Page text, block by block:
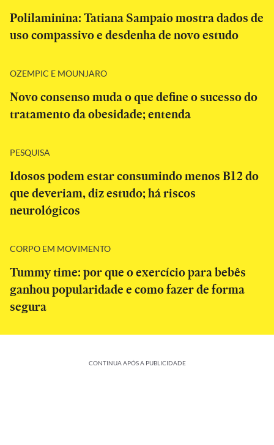
Polilaminina: Tatiana Sampaio mostra dados de
uso compassivo e desdenha de novo estudo
OZEMPIC E MOUNJARO
Novo consenso muda o que define o sucesso do
tratamento da obesidade; entenda
PESQUISA
Idosos podem estar consumindo menos B12 do
que deveriam, diz estudo; há riscos
neurológicos
CORPO EM MOVIMENTO
Tummy time: por que o exercício para bebês
ganhou popularidade e como fazer de forma
segura
CONTINUA APÓS A PUBLICIDADE